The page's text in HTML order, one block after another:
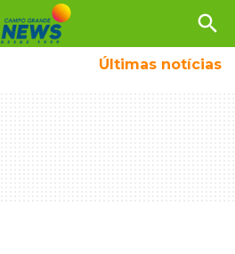
search
Últimas notícias